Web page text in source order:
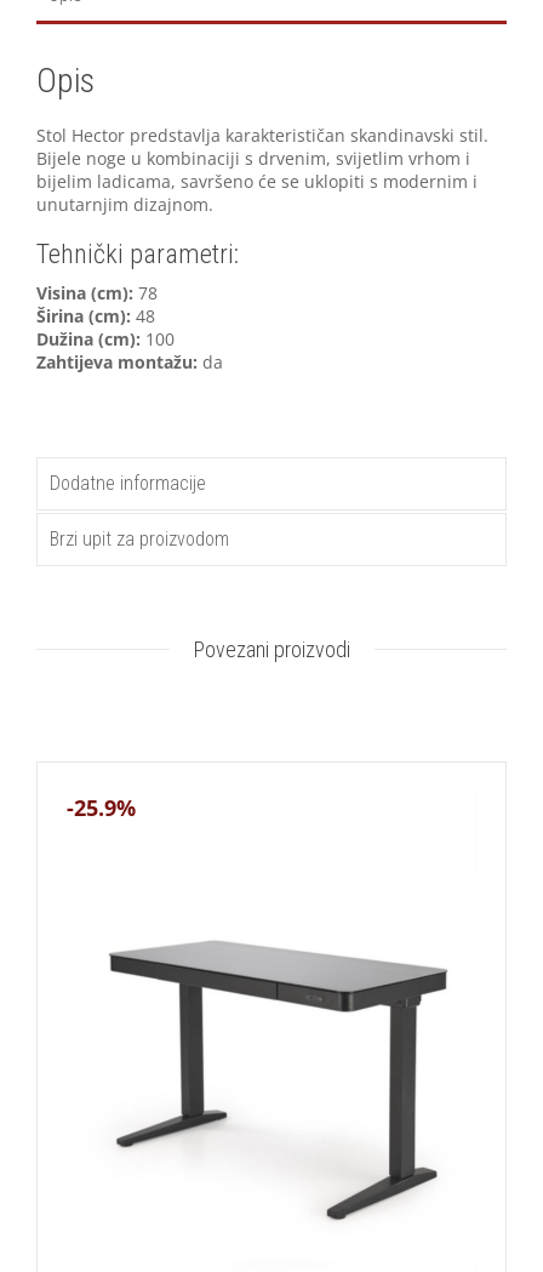
Opis
Stol Hector predstavlja karakterističan skandinavski stil.
Bijele noge u kombinaciji s drvenim, svijetlim vrhom i
bijelim ladicama, savršeno će se uklopiti s modernim i
unutarnjim dizajnom.
Tehnički parametri:
Visina (cm): 78
Širina (cm): 48
Dužina (cm): 100
Zahtijeva montažu: da
Dodatne informacije
Brzi upit za proizvodom
Povezani proizvodi
-25.9%